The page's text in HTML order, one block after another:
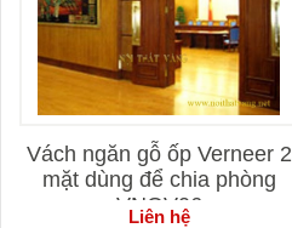
Vách ngăn gỗ ốp Verneer 2
mặt dùng để chia phòng
VNOV06
Liên hệ